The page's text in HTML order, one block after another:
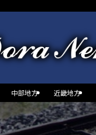
中部地方 近畿地方